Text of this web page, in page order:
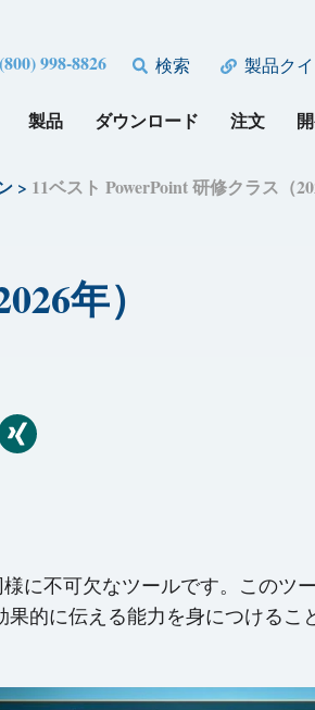
998-8826 検索 製品ク
製品 ダウンロード 注文
> 11ベスト PowerPoint 研修クラス（
年）
に不可欠なツールです。このツ
的に伝える能力を身につける